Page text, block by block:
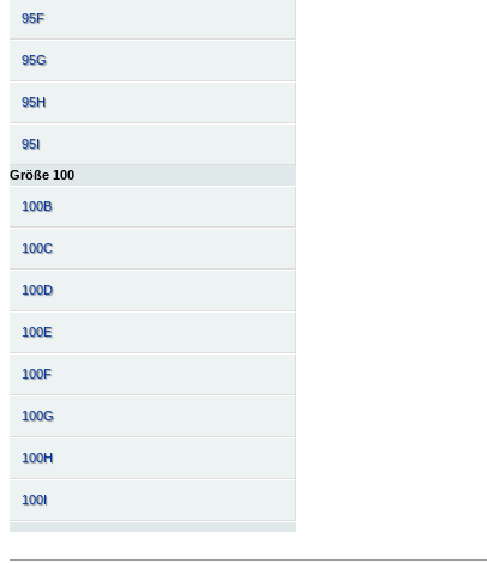
95F
95G
95H
95I
Größe 100
100B
100C
100D
100E
100F
100G
100H
100I